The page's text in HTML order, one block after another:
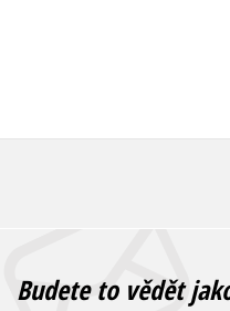
Budete to vědět